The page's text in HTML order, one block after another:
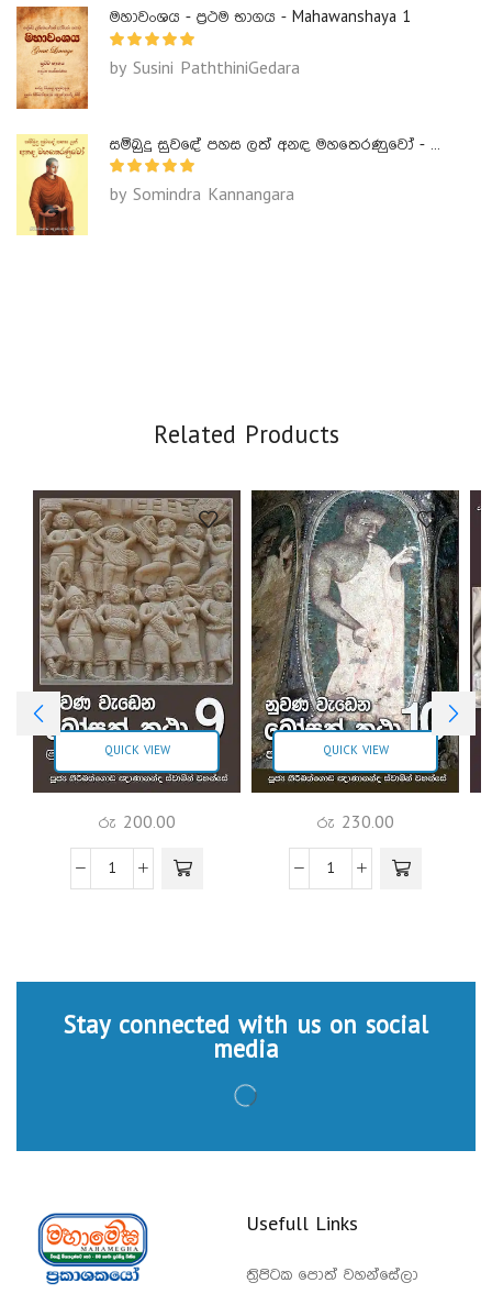
මහාවංශය - ප්‍රථම භාගය - Mahawanshaya 1
by Susini PaththiniGedara
සම්බුදු සුවඳේ පහස ලත් අනඳ මහතෙරණුවෝ - Ananda Maha Theranuwo
by Somindra Kannangara
Related Products
QUICK VIEW
රු 200.00
QUICK VIEW
රු 230.00
Stay connected with us on social
media
Usefull Links
ත්‍රිපිටක පොත් වහන්සේලා